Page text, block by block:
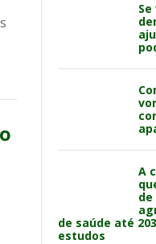
A
de
de saúde até
estudos